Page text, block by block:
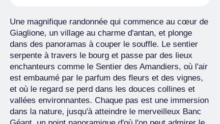
Une magnifique randonnée qui commence au cœur de
Giaglione, un village au charme d'antan, et plonge
dans des panoramas à couper le souffle. Le sentier
serpente à travers le bourg et passe par des lieux
enchanteurs comme le Sentier des Amandiers, où l'air
est embaumé par le parfum des fleurs et des vignes,
et où le regard se perd dans les douces collines et
vallées environnantes. Chaque pas est une immersion
dans la nature, jusqu'à atteindre le merveilleux Banc